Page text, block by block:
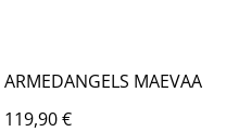
ARMEDANGELS MAEVAA
119,90 €